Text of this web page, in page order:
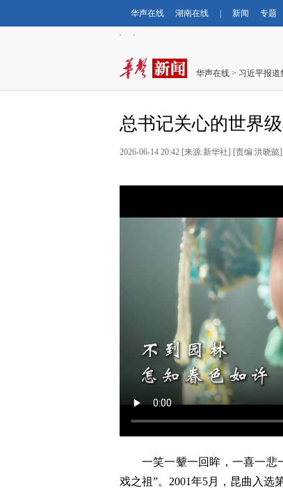
华声在线 湖南在线 新闻 专题
华声在线 > 习近平报道
总书记关心的世界
2026-06-14 20:42 [来源:新华社] [责编:洪晓懿]
一笑一颦一回眸，一喜一悲
戏之祖”。2001年5月，昆曲入选